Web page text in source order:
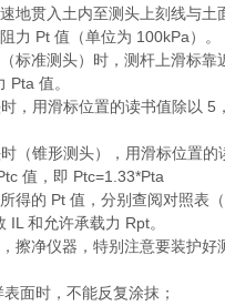
速地贯入土内至测头上刻线与土
力 Pt 值（单位为 100kPa）。
标准测头）时，测杆上滑标靠
Pta 值。
，用滑标位置的读书值除以 5
（锥形测头），用滑标位置的
值，即 Ptc=1.33*Pta
所得的 Pt 值，分别查阅对照表
IL 和允许承载力 Rpt。
擦净仪器，特别注意要装护好
表面时，不能反复涂抹；